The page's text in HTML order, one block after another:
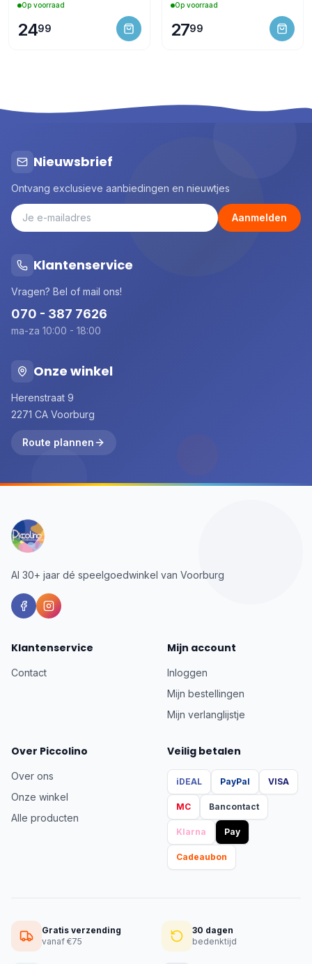
Op voorraad
2499
Op voorraad
2799
Nieuwsbrief
Ontvang exclusieve aanbiedingen en nieuwtjes
Aanmelden
Klantenservice
Vragen? Bel of mail ons!
070 - 387 7626
ma-za 10:00 - 18:00
Onze winkel
Herenstraat 9
2271 CA Voorburg
Route plannen
Al 30+ jaar dé speelgoedwinkel van Voorburg
Klantenservice
Contact
Mijn account
Inloggen
Mijn bestellingen
Mijn verlanglijstje
Over Piccolino
Over ons
Onze winkel
Alle producten
Veilig betalen
iDEAL PayPal VISA
MC Bancontact
Klarna Pay
Cadeaubon
Gratis verzending
vanaf €75
30 dagen
bedenktijd